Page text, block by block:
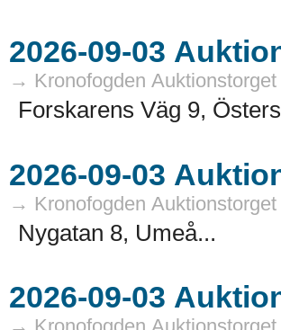
→ Kronofogden
Forskarens Väg 9,
→ Kronofogden
Nygatan 8, Umeå...